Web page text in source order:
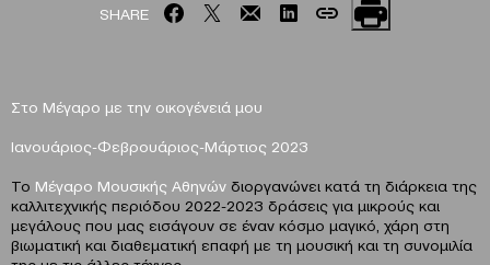
SHARE
Στο Μέγαρο με την οικογένειά μου
Ιανουάριος-Φεβρουάριος-Μάρτιος 2023
Το Μέγαρο Μουσικής Αθηνών διοργανώνει κατά τη διάρκεια της
καλλιτεχνικής περιόδου 2022-2023 δράσεις για μικρούς και
μεγάλους που μας εισάγουν σε έναν κόσμο μαγικό, χάρη στη
βιωματική και διαθεματική επαφή με τη μουσική και τη συνομιλία